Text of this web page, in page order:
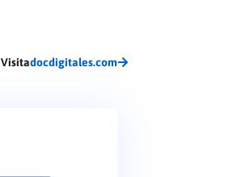
Visitadocdigitales.com